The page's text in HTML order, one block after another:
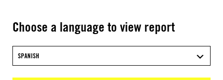
Choose a language to view report
SPANISH